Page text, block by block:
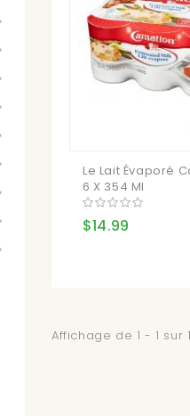
Le Lait Évaporé
6 X 354 Ml
$14.99
Affichage de 1 - 1 sur